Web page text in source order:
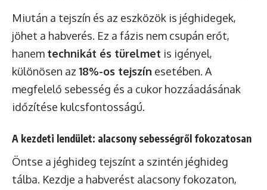
Miután a tejszín és az eszközök is jéghidegek,
jöhet a habverés. Ez a fázis nem csupán erőt,
hanem technikát és türelmet is igényel,
különösen az 18%-os tejszín esetében. A
megfelelő sebesség és a cukor hozzáadásának
időzítése kulcsfontosságú.
A kezdeti lendület: alacsony sebességről fokozatosan
Öntse a jéghideg tejszínt a szintén jéghideg
tálba. Kezdje a habverést alacsony fokozaton,